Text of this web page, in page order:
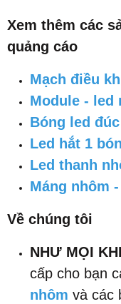
Xem thêm các
quảng cáo
Mạch điều
Module - led
Bóng led
Led hắt 1
Led thanh
Máng nhôm
Về chúng tôi
NHƯ MỌI
cấp cho bạn
nhôm và các